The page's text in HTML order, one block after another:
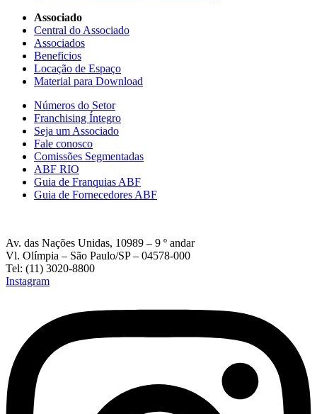
Associado
Central do Associado
Associados
Beneficios
Locação de Espaço
Material para Download
Números do Setor
Franchising Íntegro
Seja um Associado
Fale conosco
Comissões Segmentadas
ABF RIO
Guia de Franquias ABF
Guia de Fornecedores ABF
Av. das Nações Unidas, 10989 – 9 º andar
Vl. Olímpia – São Paulo/SP – 04578-000
Tel: (11) 3020-8800
Instagram